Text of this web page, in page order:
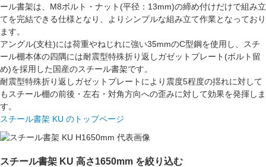
ール書架は、M8ボルト・ナット(平径：13mm)の締め付けだけで組み立
てを完結できる仕様となり、よりシンプルな組み立て作業となっており
ます。
アングル(支柱)には荷重やねじれに強い35mmのC型鋼を使用し、スチ
ール棚本体の四隅には耐震型特殊折り返しガゼットプレート(ボルト留
め)を採用した国産のスチール書架です。
耐震型特殊折り返しガゼットプレートにより震度5程度の揺れに対して
もスチール棚の前後・左右・対角方向への歪みに対して効果を発揮しま
す。
スチール書架 KU のトップページ
スチール書架 KU 高さ1650mm を絞り込む